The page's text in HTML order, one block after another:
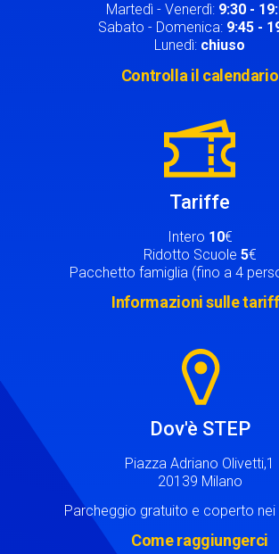
Martedì - Venerdì: 9:30 -
Sabato - Domenica: 9:45 -
Lunedì: chiuso
Controlla il calendario
Tariffe
Intero 10€
Ridotto Scuole 5€
Pacchetto famiglia (fino a 4
Informazioni sulle
Dov'è STEP
Piazza Adriano Olivetti,1
20139 Milano
Parcheggio gratuito e coperto nei
Come raggiungerci